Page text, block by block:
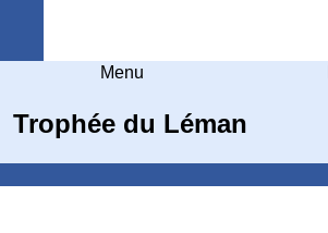
Menu
Trophée du Léman